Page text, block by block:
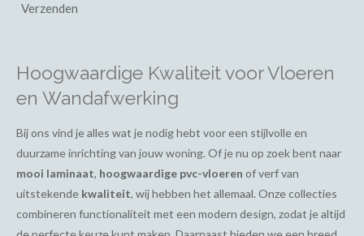
Verzenden
Hoogwaardige Kwaliteit voor Vloeren
en Wandafwerking
Bij ons vind je alles wat je nodig hebt voor een stijlvolle en
duurzame inrichting van jouw woning. Of je nu op zoek bent naar
mooi laminaat, hoogwaardige pvc-vloeren of verf van
uitstekende kwaliteit, wij hebben het allemaal. Onze collecties
combineren functionaliteit met een modern design, zodat je altijd